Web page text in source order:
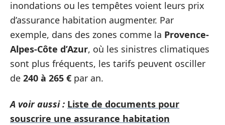
inondations ou les tempêtes voient leurs prix
d’assurance habitation augmenter. Par
exemple, dans des zones comme la Provence-
Alpes-Côte d’Azur, où les sinistres climatiques
sont plus fréquents, les tarifs peuvent osciller
de 240 à 265 € par an.
A voir aussi : Liste de documents pour
souscrire une assurance habitation